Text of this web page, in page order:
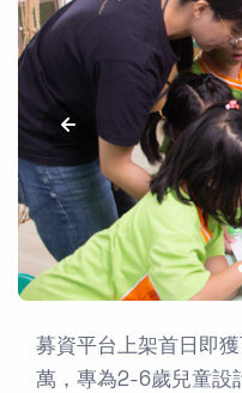
募資平台上架首日即
萬，專為2-6歲兒童設